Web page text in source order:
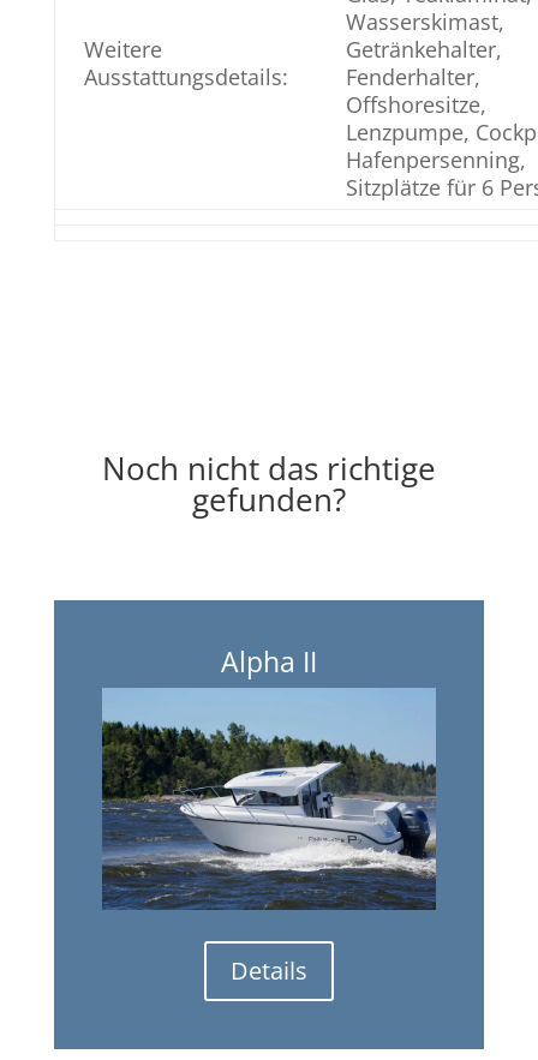
Weitere
Ausstattungsdetails:
Wasserskimast,
Getränkehalter,
Fenderhalter,
Offshoresitze,
Lenzpumpe,
Hafenpersenning,
Sitzplätze für 6
Noch nicht das richtige
gefunden?
Alpha II
Details